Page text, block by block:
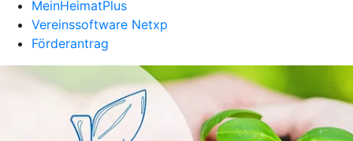
MeinHeimatPlus
Vereinssoftware Netxp
Förderantrag